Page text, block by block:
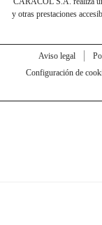
y otras prestaciones
Aviso legal
Configuración de